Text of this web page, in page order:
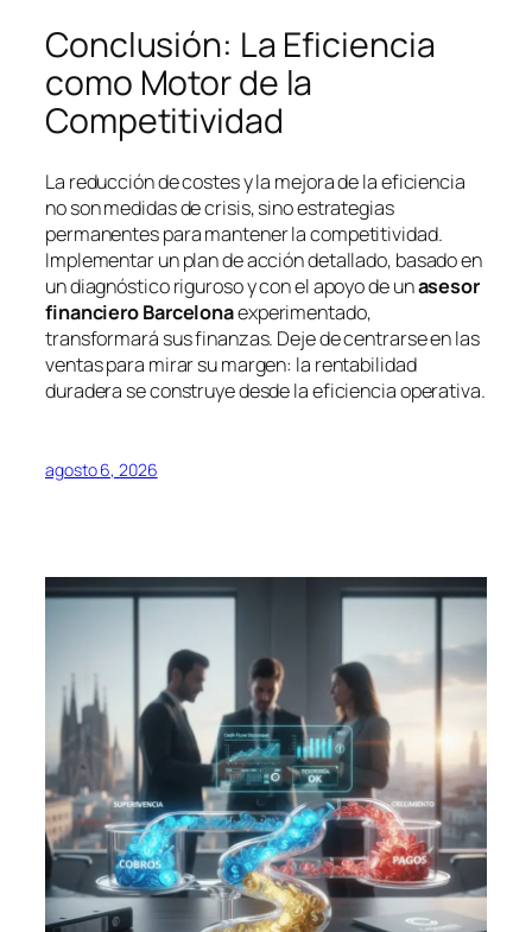
Conclusión: La Eficiencia
como Motor de la
Competitividad
La reducción de costes y la mejora de la eficiencia
no son medidas de crisis, sino estrategias
permanentes para mantener la competitividad.
Implementar un plan de acción detallado, basado en
un diagnóstico riguroso y con el apoyo de unasesor
financiero Barcelonaexperimentado,
transformará sus finanzas. Deje de centrarse en las
ventas para mirar su margen: la rentabilidad
duradera se construye desde la eficiencia operativa.
agosto 6, 2026